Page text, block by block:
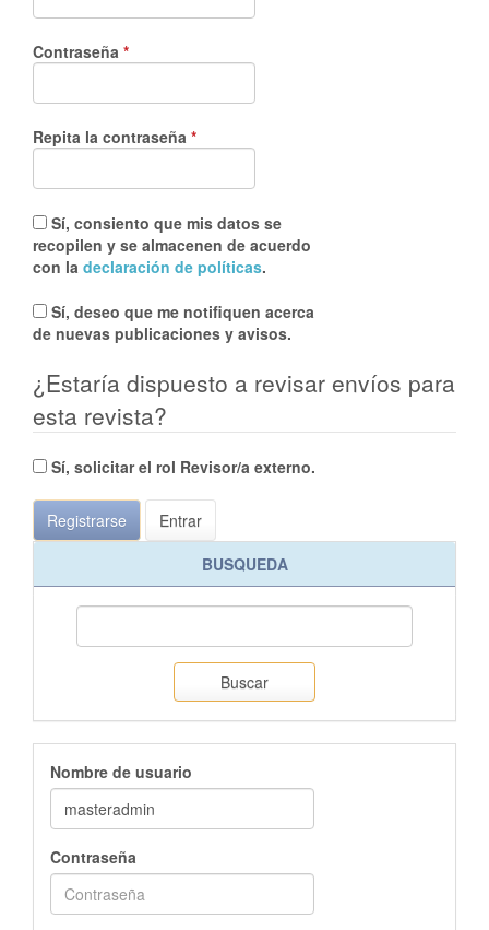
e
a
Contraseña *Obligatorio
Repita la contraseña *Obligatorio
recopilen y se almacenen de acuerdo
con la declaración de políticas.
de nuevas publicaciones y avisos.
¿Estaría dispuesto a revisar envíos para
esta revista?
Sí, solicitar el rol Revisor/a externo.
Registrarse
Entrar
BUSQUEDA
Buscar
Nombre de usuario
Contraseña